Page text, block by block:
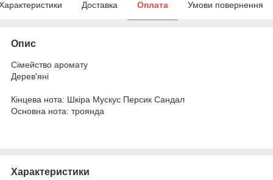
Доставка Оплата Умови повернення
Опис
Сімейство аромату
Дерев'яні
Кінцева нота: Шкіра Мускус Персик Сандал
Основна нота: троянда
Характеристики